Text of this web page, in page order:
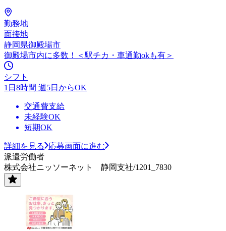
勤務地
面接地
静岡県御殿場市
御殿場市内に多数！＜駅チカ・車通勤okも有＞
シフト
1日8時間 週5日からOK
交通費支給
未経験OK
短期OK
詳細を見る
応募画面に進む
派遣労働者
株式会社ニッソーネット 静岡支社/1201_7830